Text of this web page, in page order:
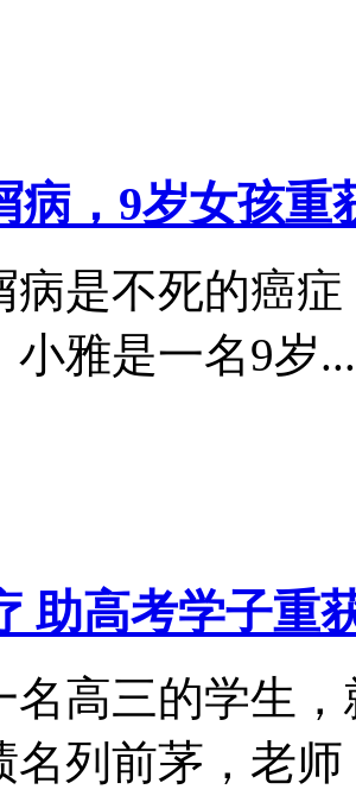
病，9岁女孩重
病是不死的癌
小雅是一名9岁...
助高考学子重
名高三的学生
名列前茅，老师